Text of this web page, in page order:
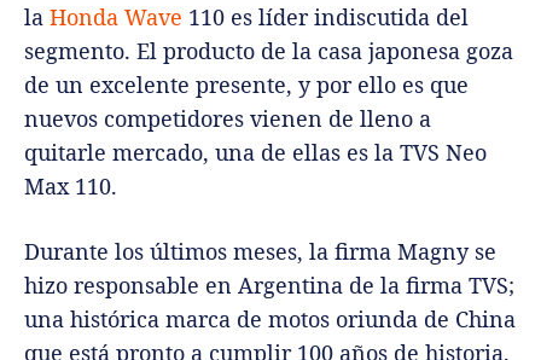
la Honda Wave 110 es líder indiscutida del
segmento. El producto de la casa japonesa goza
de un excelente presente, y por ello es que
nuevos competidores vienen de lleno a
quitarle mercado, una de ellas es la TVS Neo
Max 110.
Durante los últimos meses, la firma Magny se
hizo responsable en Argentina de la firma TVS;
una histórica marca de motos oriunda de China
que está pronto a cumplir 100 años de historia.